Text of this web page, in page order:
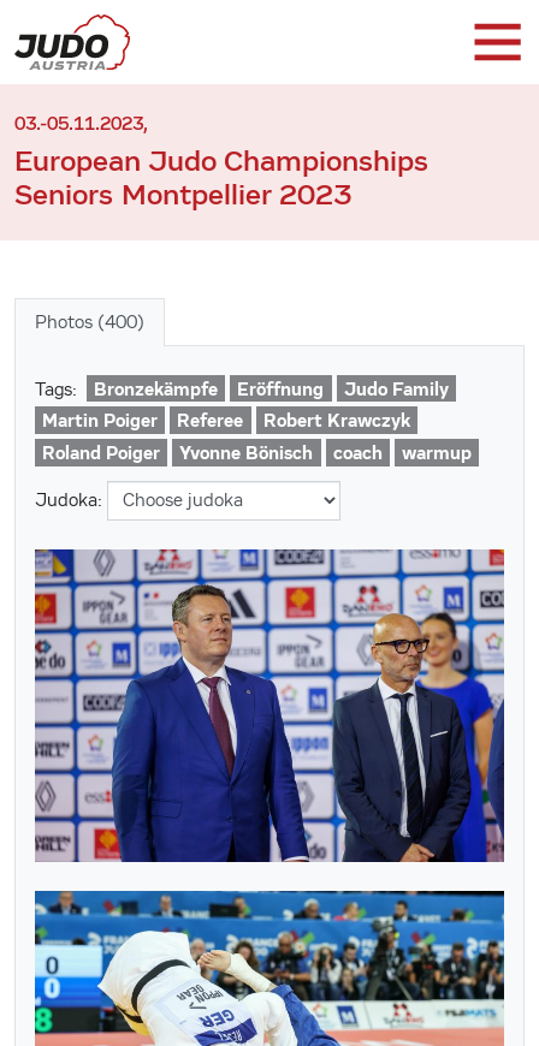
03.-05.11.2023,
European Judo Championships
Seniors Montpellier 2023
Photos (400)
Tags: Bronzekämpfe Eröffnung
Judo Family
Martin Poiger
Referee
Robert Krawczyk
Roland Poiger
Yvonne Bönisch coach warmup
Judoka: